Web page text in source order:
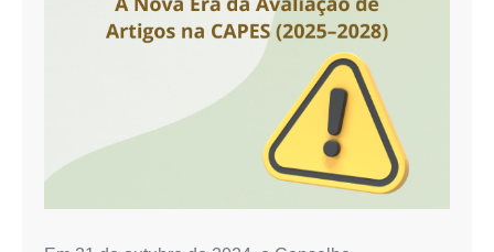
CAPES